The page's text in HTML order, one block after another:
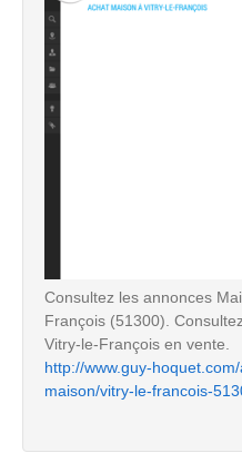
Consultez les annonces
François (51300).
Vitry-le-François en vente.
http://www.guy-
maison/vitry-le-francois-